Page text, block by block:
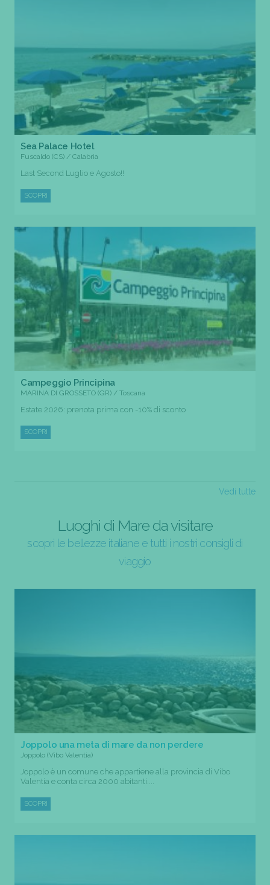
Sea Palace Hotel
Fuscaldo (CS) / Calabria
Last Second Luglio e Agosto!!
SCOPRI
Campeggio Principina
MARINA DI GROSSETO (GR) / Toscana
Estate 2026: prenota prima con -10% di sconto
SCOPRI
Vedi tutte
Luoghi di Mare da visitare
scopri le bellezze italiane e tutti i nostri consigli di
viaggio
Joppolo una meta di mare da non perdere
Joppolo (Vibo Valentia)
Joppolo è un comune che appartiene alla provincia di Vibo
Valentia e conta circa 2000 abitanti....
SCOPRI